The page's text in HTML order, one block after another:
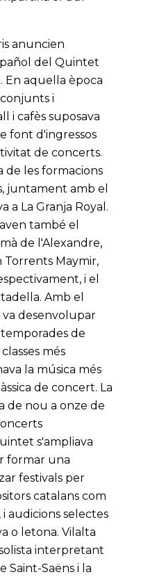
anuncien
del Quintet
En aquella època
i
i cafès suposava
font d'ingressos
de concerts.
les formacions
juntament amb el
a La Granja Royal.
també el
de l'Alexandre,
Torrents Maymir,
i el
Amb el
desenvolupar
de
més
la música més
de concert. La
de nou a onze de
s'ampliava
formar una
festivals per
catalans com
i audicions selectes
o letona. Vilalta
interpretant
Saint-Saëns i la